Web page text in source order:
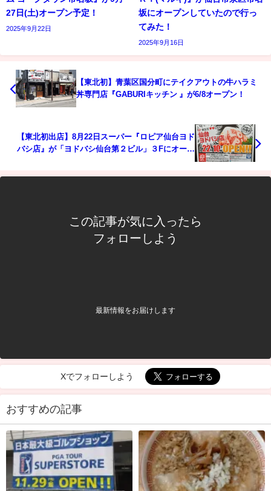
27日(土)オープン予定！
2025年9月22日
坂にオープンしていたので行っ
てみた！
2025年9月16日
【東北初】青葉区国分町にテイクアウトの牛ハラミ
丼専門店『GABURIキッチン 』が6/8オープン！
【東北初出店】8月22日スーパー『ロピア仙台ヨド
バシ店』が「ヨドバシ仙台第２ビル」３Fにオープ
この記事が気に入ったら
フォローしよう
最新情報をお届けします
Xでフォローしよう
おすすめの記事